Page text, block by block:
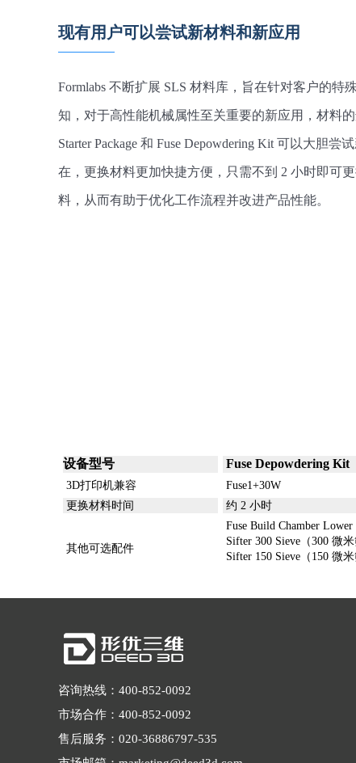
现有用户可以尝试新材料和新应用
Formlabs 不断扩展 SLS 材料库，旨在针对客户的特
知，对于高性能机械属性至关重要的新应用，材料
Starter Package 和 Fuse Depowdering Kit 可以大胆
在，更换材料更加快捷方便，只需不到 2 小时即可
料，从而有助于优化工作流程并改进产品性能。
设备型号
3D打印机兼容
Fuse1+30W
更换材料时间
约 2 小时
其他可选配件
Fuse Build Chamber
Sifter 300 Sieve（300 微米
Sifter 150 Sieve（150 微米
咨询热线：400-852-0092
市场合作：400-852-0092
售后服务：020-36886797-535